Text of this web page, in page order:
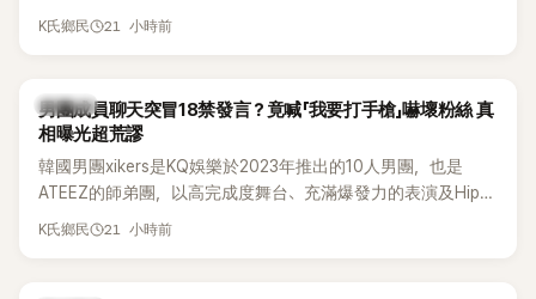
獲封「夏日女王」。不過，團體在出道滿7年後宣布解散，成員各
不僅展現兩人多年不變的好交情，她幾乎素顏入鏡的真實模
樣，也意外掀起網友熱議。
K氏鄉民 21 小時前
K-POP
男團成員聊天突冒18禁發言？竟喊「我要打手槍」嚇壞粉絲 真
相曝光超荒謬
韓國男團xikers是KQ娛樂於2023年推出的10人男團，也是
ATEEZ的師弟團，以高完成度舞台、充滿爆發力的表演及Hip-
Hop風格聞名，出道後迅速累積大批海內外粉絲，近年也陸續
K氏鄉民 21 小時前